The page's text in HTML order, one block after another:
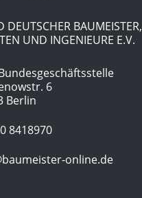
DEUTSCHER BAUMEISTER,
UND INGENIEURE E.V.
6
Berlin
8418970
online.de